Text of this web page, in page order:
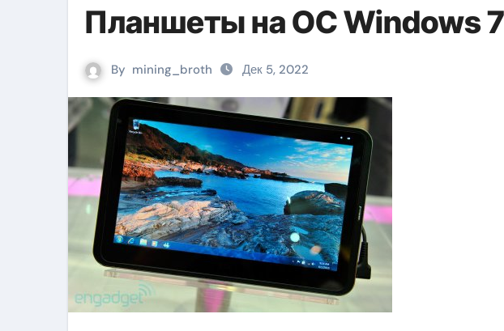
Планшеты на ОС Windows 7
By mining_broth Дек 5, 2022